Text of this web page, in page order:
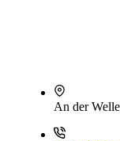
An der